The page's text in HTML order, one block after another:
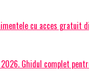
cu acces gratuit
Ghidul complet